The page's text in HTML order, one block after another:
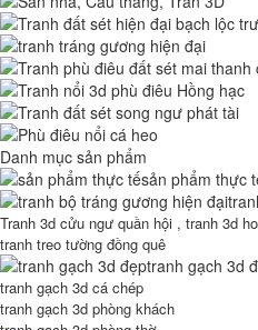
Danh mục sản phẩm
sản phẩm thực
Tranh 3d cửu ngư quần hội , tranh 3d
tranh treo tường đồng quê
tranh gạch 3d
tranh gạch 3d cá chép
tranh gạch 3d phòng khách